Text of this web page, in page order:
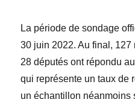
La période de sondage
30 juin 2022. Au final,
28 députés ont répondu
qui représente un taux de
un échantillon néanmoins